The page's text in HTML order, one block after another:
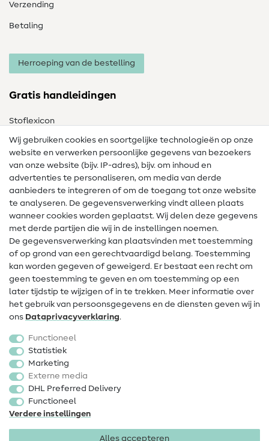
Verzending
Betaling
Herroeping van de bestelling
Gratis handleidingen
Stoflexicon
Naailexicon
Gratis Naaipatronen
Hulp & contact
Contact
Wijziging van eigenaar
FAQ
Herroepingsrecht
Populair
Fournituren
Sale
Wij gebruiken cookies en soortgelijke technologieën op onze
website en verwerken persoonlijke gegevens van bezoekers
van onze website (bijv. IP-adres), bijv. om inhoud en
advertenties te personaliseren, om media van derde
aanbieders te integreren of om de toegang tot onze website
te analyseren. De gegevensverwerking vindt alleen plaats
wanneer cookies worden geplaatst. Wij delen deze gegevens
met derde partijen die wij in de instellingen noemen.
De gegevensverwerking kan plaatsvinden met toestemming
of op grond van een gerechtvaardigd belang. Toestemming
kan worden gegeven of geweigerd. Er bestaat een recht om
geen toestemming te geven en om toestemming op een
later tijdstip te wijzigen of in te trekken. Meer informatie over
het gebruik van persoonsgegevens en de diensten geven wij in
ons Data­privacy­verklaring.
Functioneel
Statistiek
Marketing
Externe media
DHL Preferred Delivery
Functioneel
Verdere instellingen
Alles accepteren